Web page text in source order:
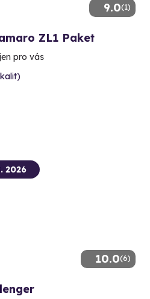
9.0(1)
ZL1 Paket
pro vás
10.0(6)
2026